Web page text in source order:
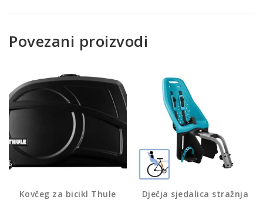
Povezani proizvodi
Kovčeg za bicikl Thule
Dječja sjedalica stražnja